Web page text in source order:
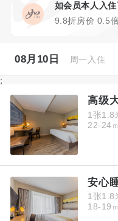
如会员本人入
9.8折房价 0.5
08月10日 周一入住
;
高级
1张1.8
22-24
安心
1张1.8
18-19